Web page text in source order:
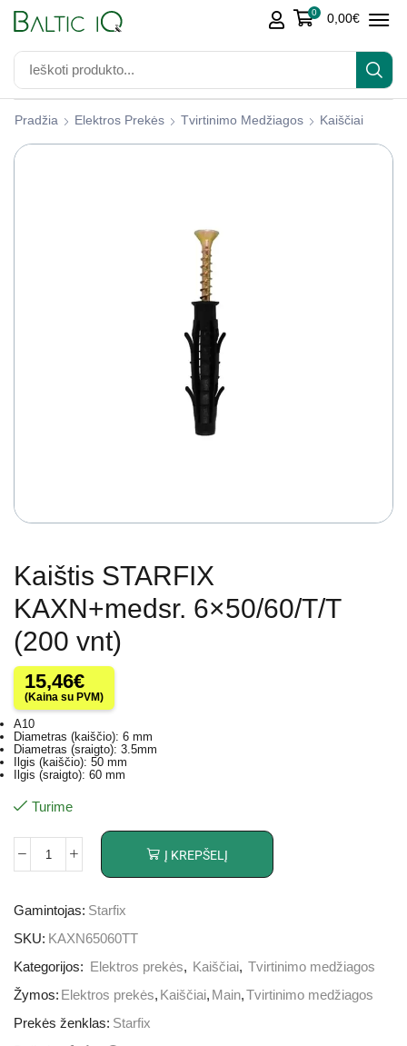
0 0,00€
Pradžia Elektros Prekės Tvirtinimo Medžiagos Kaiščiai
Kaištis STARFIX
KAXN+medsr. 6×50/60/T/T
(200 vnt)
15,46€
(Kaina su PVM)
A10
Diametras (kaiščio): 6 mm
Diametras (sraigto): 3.5mm
Ilgis (kaiščio): 50 mm
Ilgis (sraigto): 60 mm
Turime
Į KREPŠELĮ
Gamintojas: Starfix
SKU: KAXN65060TT
Kategorijos:
Elektros prekės, Kaiščiai, Tvirtinimo medžiagos
Žymos: Elektros prekės, Kaiščiai, Main,Tvirtinimo medžiagos
Prekės ženklas: Starfix